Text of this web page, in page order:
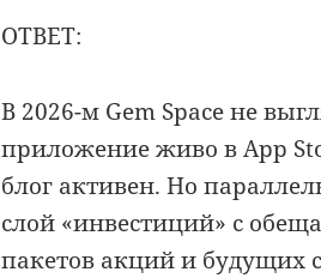
ОТВЕТ:
В 2026-м Gem Space не
приложение живо в App
блог активен. Но
слой «инвестиций» с
пакетов акций и будущих